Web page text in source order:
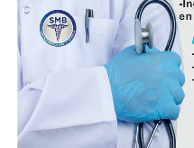
De acuerdo con las
del Ingenio San Pedro
económico superior a los
que amenaza con afectar
productiva y el sustento
veracruzanas ligadas al